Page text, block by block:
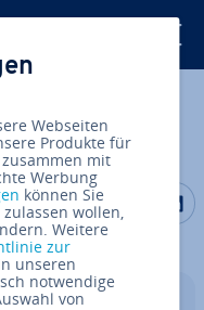
– Gut
Auf Auf
Webseiten
Produkte für
mit
Werbung
können Sie
zulassen wollen,
Weitere
zur
unseren
notwendige
von